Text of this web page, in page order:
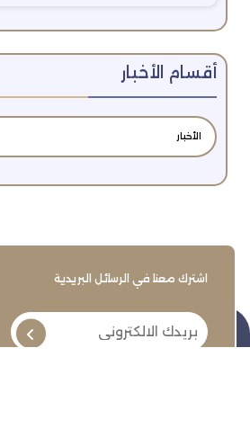
أقسام الأخبار
الأخبار
اشترك معنا في الرسائل البريدية